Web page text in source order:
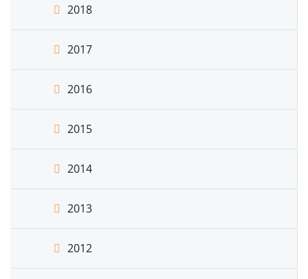
2018
2017
2016
2015
2014
2013
2012